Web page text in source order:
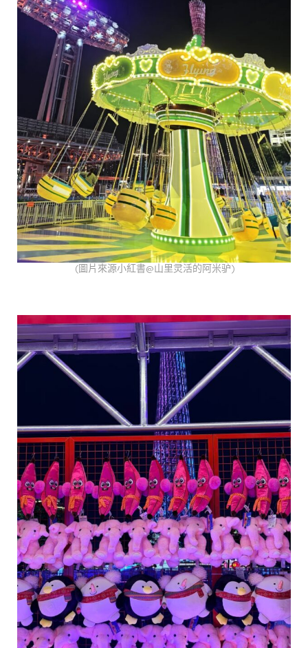
(圖片來源小紅書@山里灵活的阿米驴)